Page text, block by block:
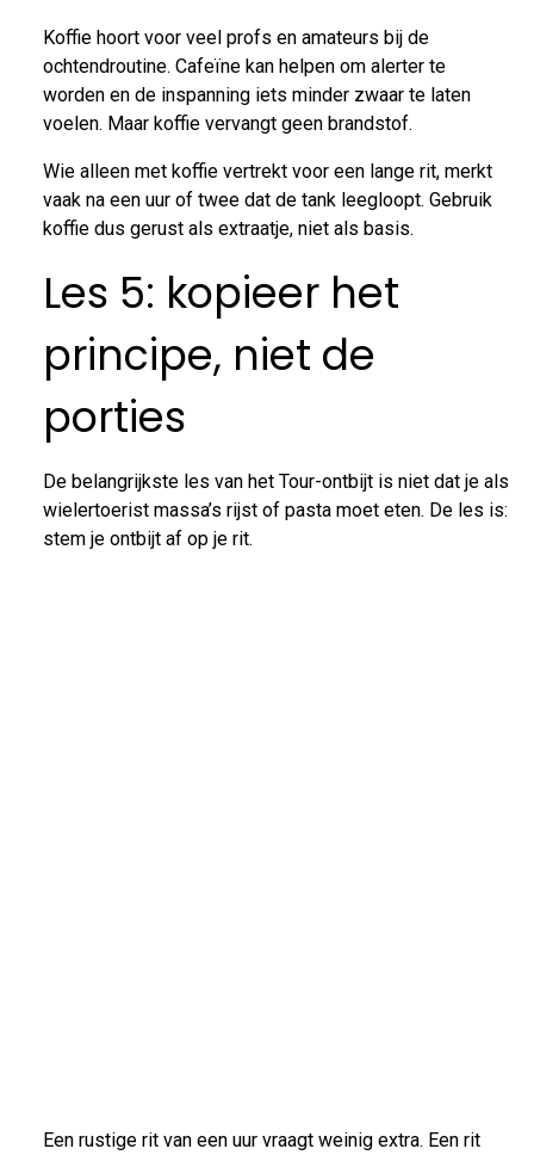
Koffie hoort voor veel profs en amateurs bij de
ochtendroutine. Cafeïne kan helpen om alerter te
worden en de inspanning iets minder zwaar te laten
voelen. Maar koffie vervangt geen brandstof.
Wie alleen met koffie vertrekt voor een lange rit, merkt
vaak na een uur of twee dat de tank leegloopt. Gebruik
koffie dus gerust als extraatje, niet als basis.
Les 5: kopieer het
principe, niet de
porties
De belangrijkste les van het Tour-ontbijt is niet dat je als
wielertoerist massa’s rijst of pasta moet eten. De les is:
stem je ontbijt af op je rit.
Een rustige rit van een uur vraagt weinig extra. Een rit